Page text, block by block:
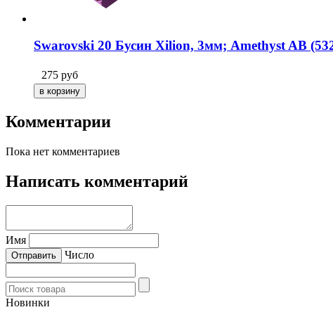
Swarovski 20 Бусин Xilion, 3мм; Amethyst AB
275 руб
Комментарии
Пока нет комментариев
Написать комментарий
Имя
Число
Новинки